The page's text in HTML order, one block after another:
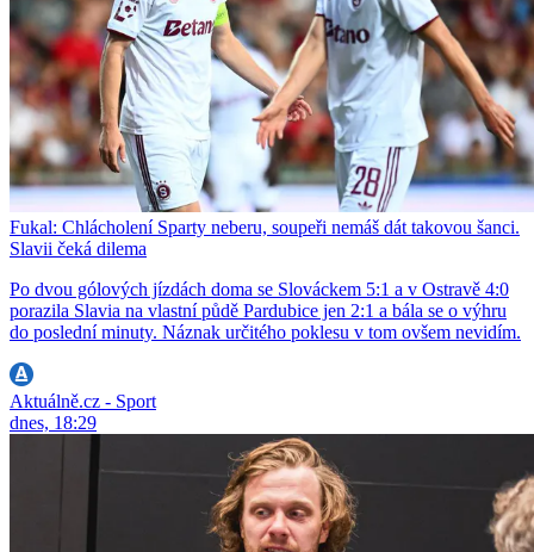
Fukal: Chlácholení Sparty neberu, soupeři nemáš dát takovou šanci.
Slavii čeká dilema
Po dvou gólových jízdách doma se Slováckem 5:1 a v Ostravě 4:0
porazila Slavia na vlastní půdě Pardubice jen 2:1 a bála se o výhru
do poslední minuty. Náznak určitého poklesu v tom ovšem nevidím.
Aktuálně.cz - Sport
dnes, 18:29